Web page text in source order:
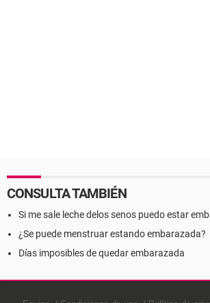
CONSULTA TAMBIÉN
Si me sale leche delos senos puedo estar
¿Se puede menstruar estando embarazada?
Días imposibles de quedar embarazada